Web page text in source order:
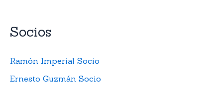
Socios
Ramón Imperial Socio
Ernesto Guzmán Socio